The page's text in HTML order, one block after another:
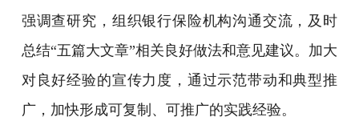
强调查研究，组织银行保险机构沟通交流，及时
总结“五篇大文章”相关良好做法和意见建议。加大
对良好经验的宣传力度，通过示范带动和典型推
广，加快形成可复制、可推广的实践经验。